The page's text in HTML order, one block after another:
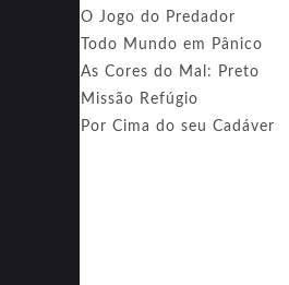
O Jogo do Predador
Todo Mundo em Pânico
As Cores do Mal: Preto
Missão Refúgio
Por Cima do seu Cadáver